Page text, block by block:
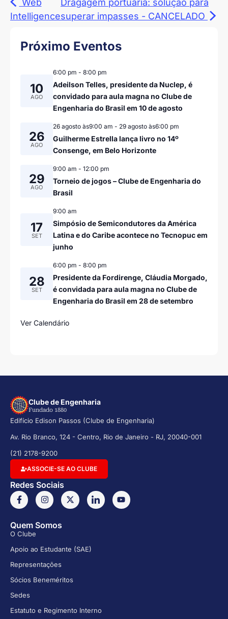
Web
Intelligence
Dragagem portuária: solução para
superar impasses - CANCELADO
Próximo Eventos
AGO
10
6:00 pm - 8:00 pm
Adeilson Telles, presidente da Nuclep, é
convidado para aula magna no Clube de
Engenharia do Brasil em 10 de agosto
AGO
26
26 agosto às9:00 am - 29 agosto às6:00 pm
Guilherme Estrella lança livro no 14º
Consenge, em Belo Horizonte
AGO
29
9:00 am - 12:00 pm
Torneio de jogos – Clube de Engenharia do
Brasil
SET
17
9:00 am
Simpósio de Semicondutores da América
Latina e do Caribe acontece no Tecnopuc em
junho
SET
28
6:00 pm - 8:00 pm
Presidente da Fordirenge, Cláudia Morgado,
é convidada para aula magna no Clube de
Engenharia do Brasil em 28 de setembro
Ver Calendário
Clube de Engenharia
Fundado 1880
Edifício Edison Passos (Clube de Engenharia)
Av. Rio Branco, 124 - Centro, Rio de Janeiro - RJ, 20040-001
(21) 2178-9200
ASSOCIE-SE AO CLUBE
Redes Sociais
Quem Somos
O Clube
Apoio ao Estudante (SAE)
Representações
Sócios Beneméritos
Sedes
Estatuto e Regimento Interno